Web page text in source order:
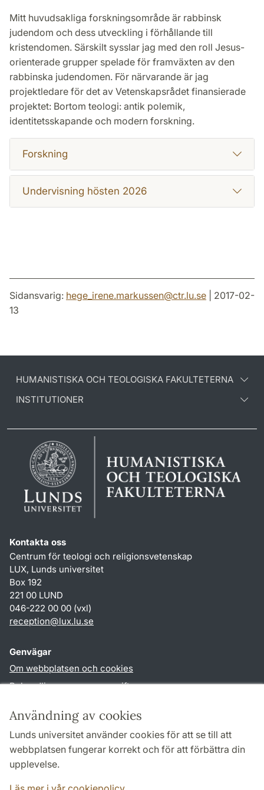
Användning av cookies
Lunds universitet använder cookies för att se till att
webbplatsen fungerar korrekt och för att förbättra din
upplevelse.
Mitt huvudsakliga forskningsområde är rabbinsk
judendom och dess utveckling i förhållande till
kristendomen. Särskilt sysslar jag med den roll Jesus-
orienterade grupper spelade för framväxten av den
rabbinska judendomen. För närvarande är jag
projektledare för det av Vetenskapsrådet finansierade
projektet: Bortom teologi: antik polemik,
identitetsskapande och modern forskning.
Forskning
Undervisning hösten 2026
Sidansvarig: hege_irene.markussen@ctr.lu.se | 2017-02-
13
HUMANISTISKA OCH TEOLOGISKA FAKULTETERNA
INSTITUTIONER
Kontakta oss
Centrum för teologi och religionsvetenskap
LUX, Lunds universitet
Box 192
221 00 LUND
046-222 00 00 (vxl)
reception@lux.lu.se
Genvägar
Om webbplatsen och cookies
Behandling av personuppgifter
TYPO3-login
Följ oss i sociala medier